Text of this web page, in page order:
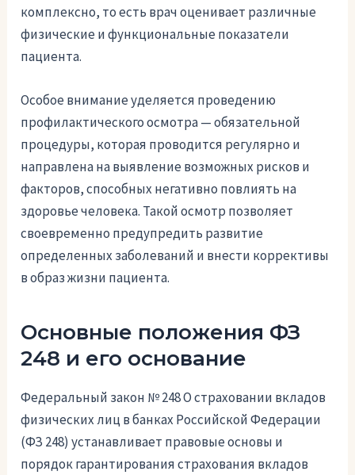
комплексно, то есть врач оценивает различные
физические и функциональные показатели
пациента.
Особое внимание уделяется проведению
профилактического осмотра — обязательной
процедуры, которая проводится регулярно и
направлена на выявление возможных рисков и
факторов, способных негативно повлиять на
здоровье человека. Такой осмотр позволяет
своевременно предупредить развитие
определенных заболеваний и внести коррективы
в образ жизни пациента.
Основные положения ФЗ
248 и его основание
Федеральный закон № 248 О страховании вкладов
физических лиц в банках Российской Федерации
(ФЗ 248) устанавливает правовые основы и
порядок гарантирования страхования вкладов